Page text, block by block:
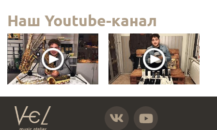
Наш Youtube-канал